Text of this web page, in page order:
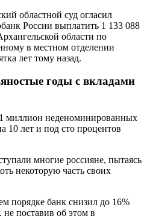
областной суд огласил
России выплатить 1 133 088
области по
в местном отделении
лет тому назад.
годы с вкладами
миллион неденоминированных
10 лет и под сто процентов
многие россияне, пытаясь
некоторую часть своих
порядке банк снизил до 16%
поставив об этом в